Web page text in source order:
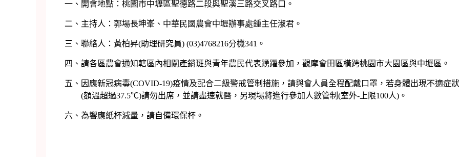
一、開會地點：桃園市中壢區聖德路二段與聖溪三路交叉路口。
二、主持人：郭場長坤峯、中華民國農會中壢辦事處鍾主任淑君。
三、聯絡人：黃柏昇(助理研究員) (03)4768216分機341。
四、請各區農會通知轄區內相關產銷班與青年農民代表踴躍參加，觀摩會田區橫跨桃園市大園區與中壢區。
五、因應新冠病毒(COVID-19)疫情及配合二級警戒管制措施，請與會人員全程配戴口罩，若身體出現不適症狀
(額溫超過37.5℃)請勿出席，並請盡速就醫，另現場將進行參加人數管制(室外-上限100人)。
六、為響應紙杯減量，請自備環保杯。